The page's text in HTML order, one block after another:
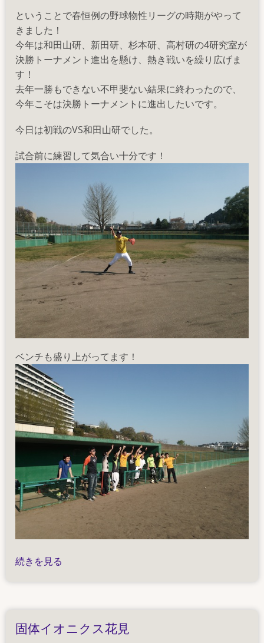
せ
~
の
ということで春恒例の野球物性リーグの時期がやって
きました！
今年は和田山研、新田研、杉本研、高村研の4研究室が
決勝トーナメント進出を懸け、熱き戦いを繰り広げま
す！
去年一勝もできない不甲斐ない結果に終わったので、
今年こそは決勝トーナメントに進出したいです。
今日は初戦のVS和田山研でした。
試合前に練習して気合い十分です！
ベンチも盛り上がってます！
野
リ
ー
続きを見る
固体イオニクス花見